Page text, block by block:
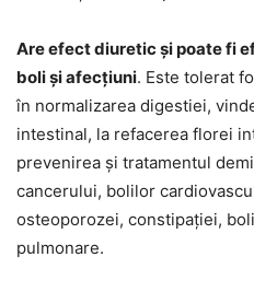
Are efect diuretic și poate fi
boli și afecțiuni. Este tolerat
în normalizarea digestiei,
intestinal, la refacerea florei
prevenirea și tratamentul
cancerului, bolilor
osteoporozei, constipației,
pulmonare.